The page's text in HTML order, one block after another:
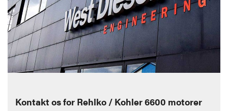
Kontakt os for Rehlko / Kohler 6600 motorer